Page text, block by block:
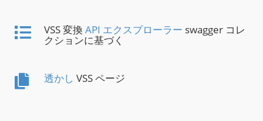
VSS 変換 API エクスプローラー swagger コレ
クションに基づく
透かし VSS ページ